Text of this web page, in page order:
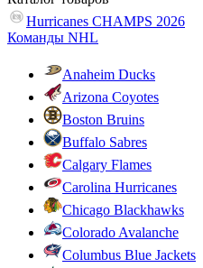
Hurricanes CHAMPS 2026
Команды NHL
Anaheim Ducks
Arizona Coyotes
Boston Bruins
Buffalo Sabres
Calgary Flames
Carolina Hurricanes
Chicago Blackhawks
Colorado Avalanche
Columbus Blue Jackets